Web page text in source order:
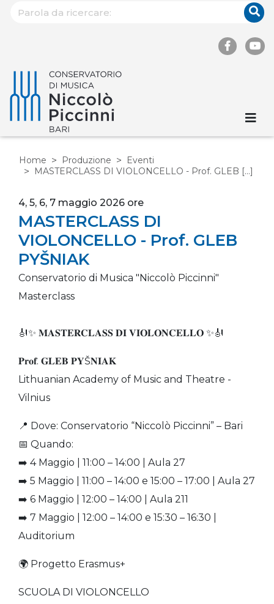
Home Produzione
Eventi
MASTERCLASS DI VIOLONCELLO - Prof. GLEB [...]
4, 5, 6, 7 maggio 2026 ore
MASTERCLASS DI
VIOLONCELLO - Prof. GLEB
PYŠNIAK
Conservatorio di Musica "Niccolò Piccinni"
Masterclass
🎻✨ 𝐌𝐀𝐒𝐓𝐄𝐑𝐂𝐋𝐀𝐒𝐒 𝐃𝐈 𝐕𝐈𝐎𝐋𝐎𝐍𝐂𝐄𝐋𝐋𝐎 ✨🎻
𝐏𝐫𝐨𝐟. 𝐆𝐋𝐄𝐁 𝐏𝐘Š𝐍𝐈𝐀𝐊
Lithuanian Academy of Music and Theatre -
Vilnius
📍 Dove: Conservatorio “Niccolò Piccinni” – Bari
📅 Quando:
➡️ 4 Maggio | 11:00 – 14:00 | Aula 27
➡️ 5 Maggio | 11:00 – 14:00 e 15:00 – 17:00 | Aula 27
➡️ 6 Maggio | 12:00 – 14:00 | Aula 211
➡️ 7 Maggio | 12:00 – 14:00 e 15:30 – 16:30 |
Auditorium
🌍 Progetto Erasmus+
SCUOLA DI VIOLONCELLO